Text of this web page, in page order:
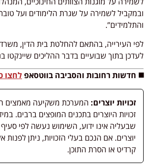
ובמקביל לשמירה על שגרת הלימודים ועל
והתלמידים”.
לפי העירייה, בהתאם להחלטת בית הדין,
לעדכן בתוך שבועיים בדבר ההליכים שיינקטו
◼️ חדשות רחובות והסביבה בווטסאפלחצו
זכויות יוצרים: המערכת משקיעה מאמצים
זכויות היוצרים בתכנים המופצים ברבים.
יוצרים. אם הנכם בעלי הזכויות, ניתן לפנות
קרדיט או הסרת התוכן.